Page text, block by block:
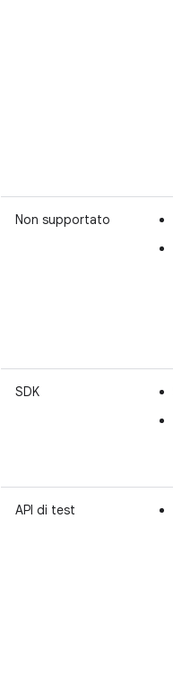
Non supportato
SDK
API di test